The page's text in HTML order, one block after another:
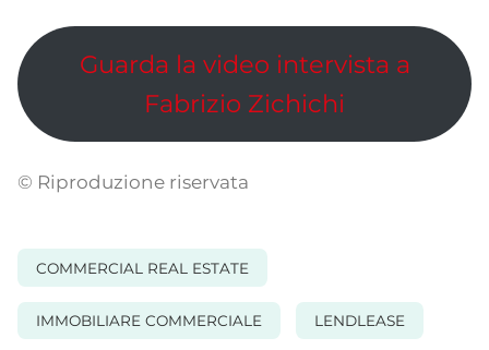
Guarda la video intervista a
Fabrizio Zichichi
© Riproduzione riservata
COMMERCIAL REAL ESTATE
IMMOBILIARE COMMERCIALE LENDLEASE